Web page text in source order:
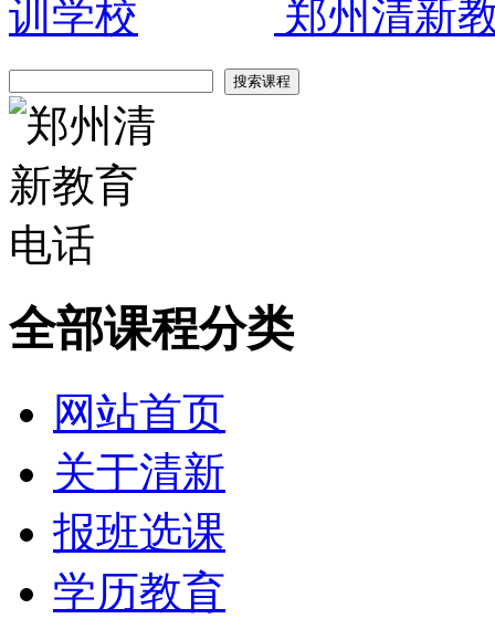
郑州清新
全部课程分类
网站首页
关于清新
报班选课
学历教育